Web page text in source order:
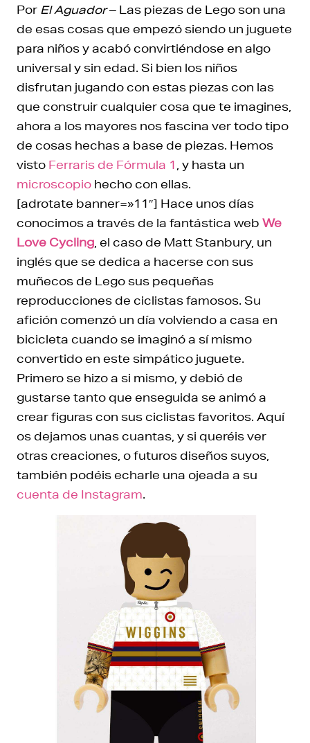
Por El Aguador– Las piezas de Lego son una
de esas cosas que empezó siendo un juguete
para niños y acabó convirtiéndose en algo
universal y sin edad. Si bien los niños
disfrutan jugando con estas piezas con las
que construir cualquier cosa que te imagines,
ahora a los mayores nos fascina ver todo tipo
de cosas hechas a base de piezas. Hemos
visto Ferraris de Fórmula 1 , y hasta un
microscopio hecho con ellas.
[adrotate banner=»11″] Hace unos días
conocimos a través de la fantástica web We
Love Cycling , el caso de Matt Stanbury, un
inglés que se dedica a hacerse con sus
muñecos de Lego sus pequeñas
reproducciones de ciclistas famosos. Su
afición comenzó un día volviendo a casa en
bicicleta cuando se imaginó a sí mismo
convertido en este simpático juguete.
Primero se hizo a si mismo, y debió de
gustarse tanto que enseguida se animó a
crear figuras con sus ciclistas favoritos. Aquí
os dejamos unas cuantas, y si queréis ver
otras creaciones, o futuros diseños suyos,
también podéis echarle una ojeada a su
cuenta de Instagram.